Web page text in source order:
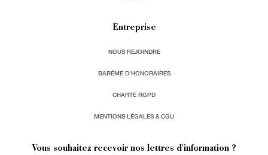
Entreprise
NOUS REJOINDRE
BARÈME D'HONORAIRES
CHARTE RGPD
MENTIONS LÉGALES & CGU
Vous souhaitez recevoir nos lettres d'information ?